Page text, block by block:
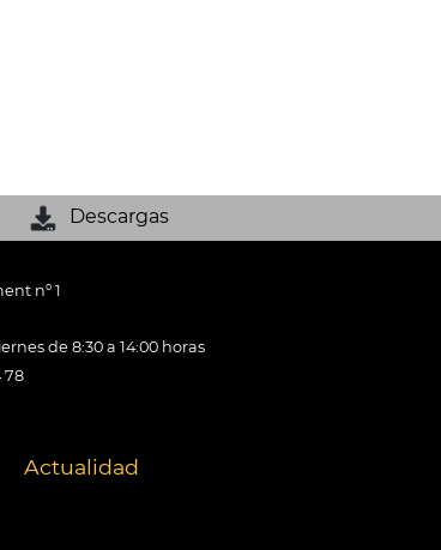
Descargas
nº 1
de 8:30 a 14:00 horas
78
Actualidad